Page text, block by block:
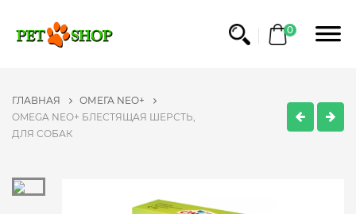
0
ГЛАВНАЯ
ОМЕГА NEO+
OMEGA NEO+ БЛЕСТЯЩАЯ ШЕРСТЬ,
ДЛЯ СОБАК